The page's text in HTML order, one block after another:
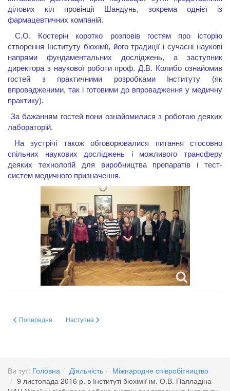
ділових кіл провінції Шандунь, зокрема однієї із
фармацевтичних компаній.
С.О. Костерін коротко розповів гостям про історію
створення Інституту біохімії, його традиції і сучасні наукові
напрями фундаментальних досліджень, а заступник
директора з наукової роботи проф. Д.В. Колибо ознайомив
гостей з практичними розробками Інституту (як
впровадженими, так і готовими до впровадження у медичну
практику).
За бажанням гостей вони ознайомилися з роботою деяких
лабораторій.
На зустрічі також обговорювалися питання стосовно
спільних наукових досліджень і можливого трансферу
деяких технологій для виробництва препаратів і тест-
систем медичного призначення.
Попередня стаття: МІЖНАРОДНЕ СПІВРОБІТНИЦТВО
Попередня Наступна стаття: 04.11. 2016 р. відбулася зустріч
Наступна
Ви тут: Головна Діяльність
Міжнародне співробітництво
9 листопада 2016 р. в Інституті біохімії ім. О.В. Палладіна